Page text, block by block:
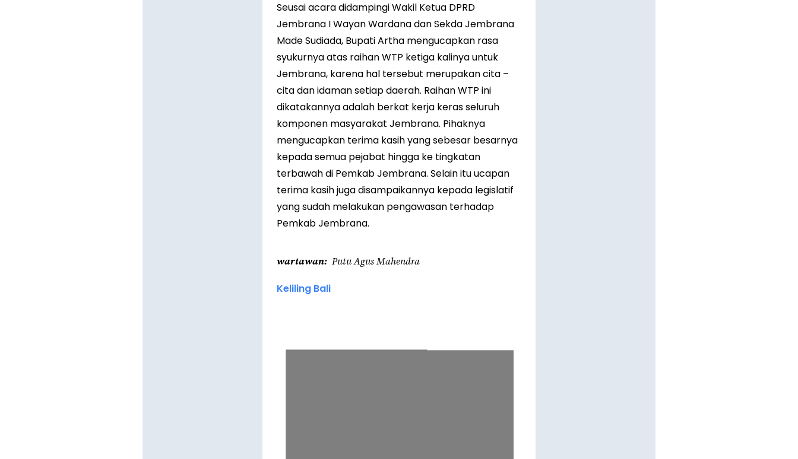
Seusai acara didampingi Wakil Ketua DPRD
Jembrana I Wayan Wardana dan Sekda Jembrana
Made Sudiada, Bupati Artha mengucapkan rasa
syukurnya atas raihan WTP ketiga kalinya untuk
Jembrana, karena hal tersebut merupakan cita –
cita dan idaman setiap daerah. Raihan WTP ini
dikatakannya adalah berkat kerja keras seluruh
komponen masyarakat Jembrana. Pihaknya
mengucapkan terima kasih yang sebesar besarnya
kepada semua pejabat hingga ke tingkatan
terbawah di Pemkab Jembrana. Selain itu ucapan
terima kasih juga disampaikannya kepada legislatif
yang sudah melakukan pengawasan terhadap
Pemkab Jembrana.
wartawan Putu Agus Mahendra
Keliling Bali